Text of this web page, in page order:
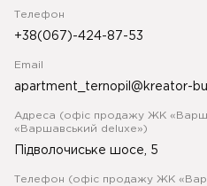
Телефон
+38(067)-424-87-53
Email
apartment_ternopil@kreator-
Адреса (офіс продажу ЖК
«Варшавський deluxe»)
Підволочиське шосе, 5
Телефон (офіс продажу ЖК